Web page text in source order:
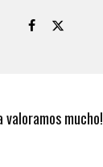
valoramos mucho!